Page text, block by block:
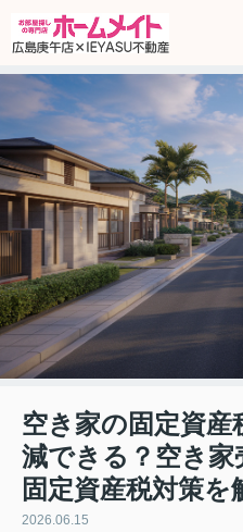
空き家の固定資産
減できる？空き
固定資産税対策を
2026.06.15